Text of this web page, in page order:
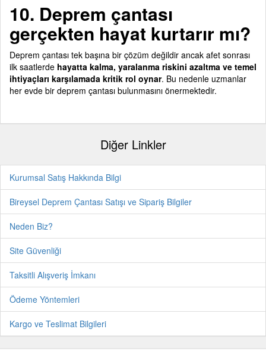
10. Deprem çantası
gerçekten hayat kurtarır mı?
Deprem çantası tek başına bir çözüm değildir ancak afet sonrası
ilk saatlerde hayatta kalma, yaralanma riskini azaltma ve temel
ihtiyaçları karşılamada kritik rol oynar. Bu nedenle uzmanlar
her evde bir deprem çantası bulunmasını önermektedir.
Diğer Linkler
Kurumsal Satış Hakkında Bilgi
Bireysel Deprem Çantası Satışı ve Sipariş Bilgiler
Neden Biz?
Site Güvenliği
Taksitli Alışveriş İmkanı
Ödeme Yöntemleri
Kargo ve Teslimat Bilgileri